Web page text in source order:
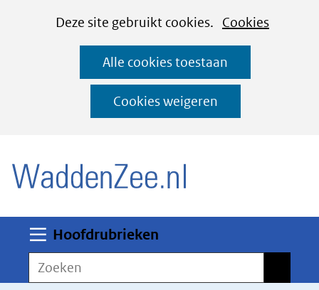
CookiesDeze site gebruikt cookies. Cookies
deze
worden
toegestaan
Alle cookies toestaan
Cookies weigeren
Ga
naar
de
inhoud
Hoofdrubrieken
Zoeken